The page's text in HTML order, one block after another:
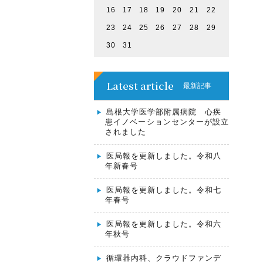
16 17 18 19 20 21 22
23 24 25 26 27 28 29
30 31
Latest article 最新記事
島根大学医学部附属病院 心疾
患イノベーションセンターが設立
されました
医局報を更新しました。令和八
年新春号
医局報を更新しました。令和七
年春号
医局報を更新しました。令和六
年秋号
循環器内科、クラウドファンデ